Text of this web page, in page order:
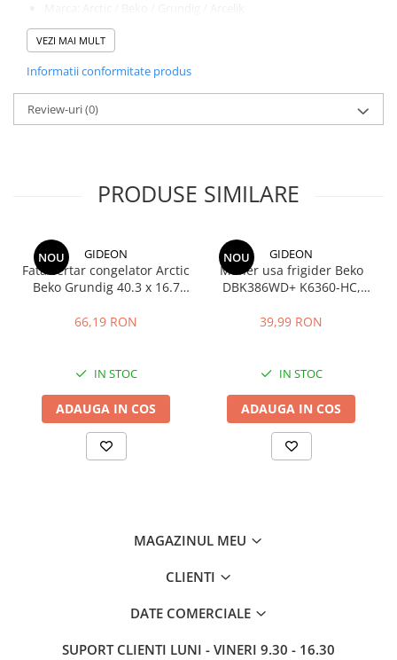
Lungime: 37.3 cm
Latime: 46.2 cm
Material: tabla emailata
Culoare: negru
Tip: tava de copt pentru cuptor / aragaz
Compatibilitate:tava este compatibila cu o gama larga de
(219440101) si dimensiunile pentru a confirma compatibilitatea
Pentru montaj, scoate vechea tava si introdu noua tava pe
ghidajele cuptorului.
VEZI MAI MULT
Informatii conformitate produs
Review-uri(0)
PRODUSE SIMILARE
NOU GIDEON
Fata sertar congelator Arctic
Beko Grundig 40.3 x 16.7
C00911422
66,19 RON
IN STOC
ADAUGA IN COS
NOU GIDEON
Maner usa frigider Beko
DBK386WD+ K6360-HC,
39,99 RON
IN STOC
ADAUGA IN COS
MAGAZINUL MEU
CLIENTI
DATE COMERCIALE
SUPORT CLIENTI LUNI - VINERI 9.30 - 16.30